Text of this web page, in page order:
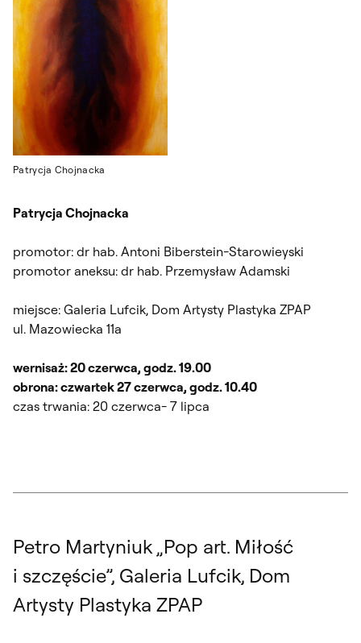
Patrycja Chojnacka
Patrycja Chojnacka
promotor: dr hab. Antoni Biberstein-Starowieyski
promotor aneksu: dr hab. Przemysław Adamski
miejsce: Galeria Lufcik, Dom Artysty Plastyka ZPAP
ul. Mazowiecka 11a
wernisaż: 20 czerwca, godz. 19.00
obrona: czwartek 27 czerwca, godz. 10.40
czas trwania: 20 czerwca- 7 lipca
Petro Martyniuk „Pop art. Miłość
i szczęście”, Galeria Lufcik, Dom
Artysty Plastyka ZPAP